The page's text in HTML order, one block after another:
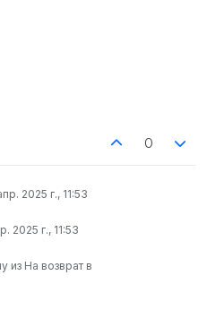
0
2025 г., 11:53
2025 г., 11:53
из На возврат в